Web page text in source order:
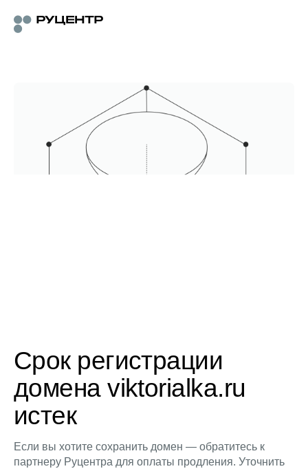
Срок регистрации
домена viktorialka.ru
истек
Если вы хотите сохранить домен — обратитесь к
партнеру Руцентра для оплаты продления. Уточнить